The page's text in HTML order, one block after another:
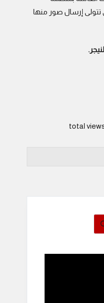
تتولى إرسال صور منها